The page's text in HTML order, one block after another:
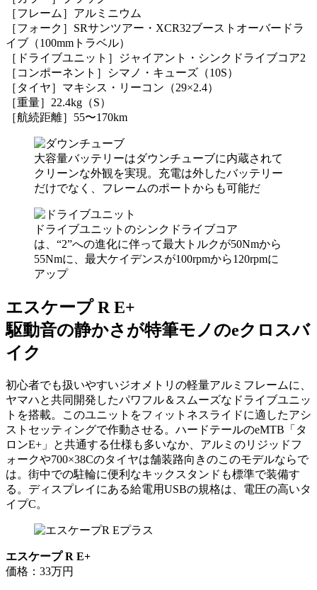
［フレーム］アルミニウム
［フォーク］SRサンツアー・XCR32ブーストオーバードラ
イブ（100mmトラベル）
［ドライブユニット］ジャイアント・シンクドライブコア2
［コンポーネント］シマノ・キューズ（10S）
［タイヤ］マキシス・リーコン（29×2.4）
［重量］22.4kg（S）
［航続距離］55〜170km
大容量バッテリーはダウンチューブに内蔵されて
クリーンな外観を実現。充電は外したバッテリー
だけでなく、フレームのポートからも可能だ
ドライブユニットのシンクドライブコア
は、“2”への進化に伴って最大トルクが50Nmから
55Nmに、最大ケイデンスが100rpmから120rpmに
アップ
エスケープ R E+
駆動音の静かさが特筆モノのeクロスバ
イク
初心者でも扱いやすいジオメトリの軽量アルミフレームに、
ヤマハと共同開発したパワフル＆スムーズなドライブユニッ
トを搭載。このユニットをフィットネスライドに適したアシ
ストセッティングで作動させる。ハードテールのeMTB「タ
ロンE+」と共通する仕様も多いなか、アルミのリジッドフ
ォークや700×38Cのタイヤは舗装路向きのこのモデルならで
は。街中での駐輪に便利なキックスタンドも標準で装備す
る。ディスプレイにある給電用USBの規格は、電圧の高いタ
イプC。
エスケープ R E+
価格：33万円